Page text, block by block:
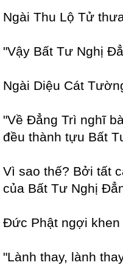
Ngài Thu Lộ Tử
"Vậy Bất Tư Nghị
Ngài Diệu Cát
"Về Đẳng Trì nghĩ
đều thành tựu Bất
Vì sao thế? Bởi tất
của Bất Tư Nghị
Đức Phật ngợi khen
"Lành thay, lành